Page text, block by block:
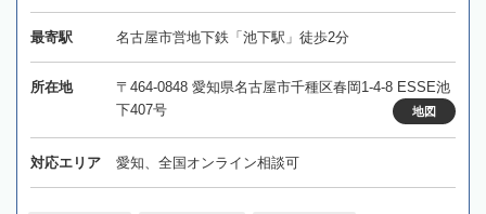
最寄駅 名古屋市営地下鉄「池下駅」徒歩2分
所在地
〒464-0848 愛知県名古屋市千種区春岡1-4-8 ESSE池
下407号
地図
対応エリア 愛知、全国オンライン相談可